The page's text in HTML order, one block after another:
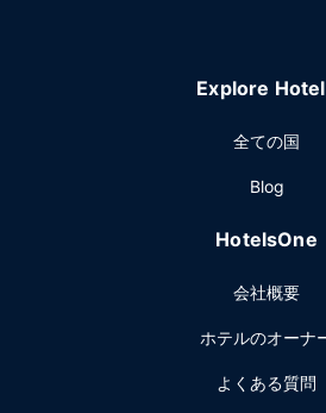
Explore
全ての国
Blog
HotelsOne
会社概要
ホテルのオーナ
よくある質問